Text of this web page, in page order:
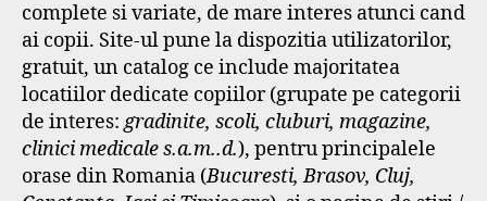
complete si variate, de mare interes atunci cand
ai copii. Site-ul pune la dispozitia utilizatorilor,
gratuit, un catalog ce include majoritatea
locatiilor dedicate copiilor (grupate pe categorii
de interes:gradinite, scoli, cluburi, magazine,
clinici medicale s.a.m..d.), pentru principalele
orase din Romania (Bucuresti, Brasov, Cluj,